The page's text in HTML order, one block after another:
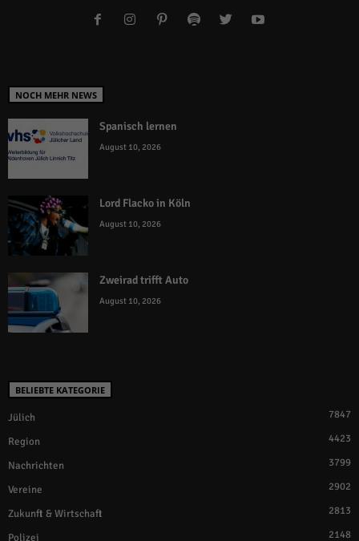
NOCH MEHR NEWS
Spanisch lernen
August 10, 2026
Lord Flacko in Köln
August 10, 2026
Zweirad trifft Auto
August 10, 2026
BELIEBTE KATEGORIE
Jülich 7847
Region 4423
Nachrichten 3799
Vereine 2902
Zukunft & Wirtschaft 2813
Polizei 2148